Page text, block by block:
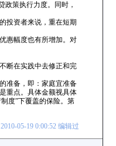
策执行力度。同时，
投资者来说，重在短期
惠幅度也有所增加。对
断在实践中去修正和完
准备，即：家庭宜准备
重点。具体金额视具体
度”下覆盖的保险。第
05-19 0:00:52 编辑过